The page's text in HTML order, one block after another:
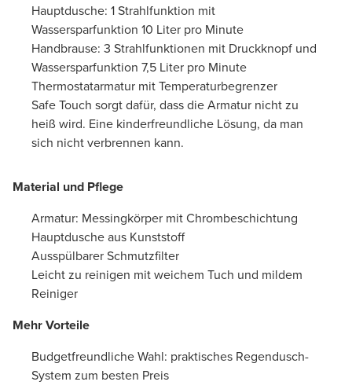
Hauptdusche: 1 Strahlfunktion mit
Wassersparfunktion 10 Liter pro Minute
Handbrause: 3 Strahlfunktionen mit Druckknopf und
Wassersparfunktion 7,5 Liter pro Minute
Thermostatarmatur mit Temperaturbegrenzer
Safe Touch sorgt dafür, dass die Armatur nicht zu
heiß wird. Eine kinderfreundliche Lösung, da man
sich nicht verbrennen kann.
Material und Pflege
Armatur: Messingkörper mit Chrombeschichtung
Hauptdusche aus Kunststoff
Ausspülbarer Schmutzfilter
Leicht zu reinigen mit weichem Tuch und mildem
Reiniger
Mehr Vorteile
Budgetfreundliche Wahl: praktisches Regendusch-
System zum besten Preis